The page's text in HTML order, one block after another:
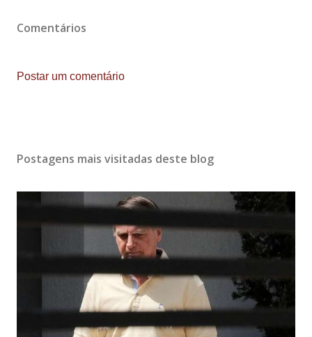
Comentários
Postar um comentário
Postagens mais visitadas deste blog